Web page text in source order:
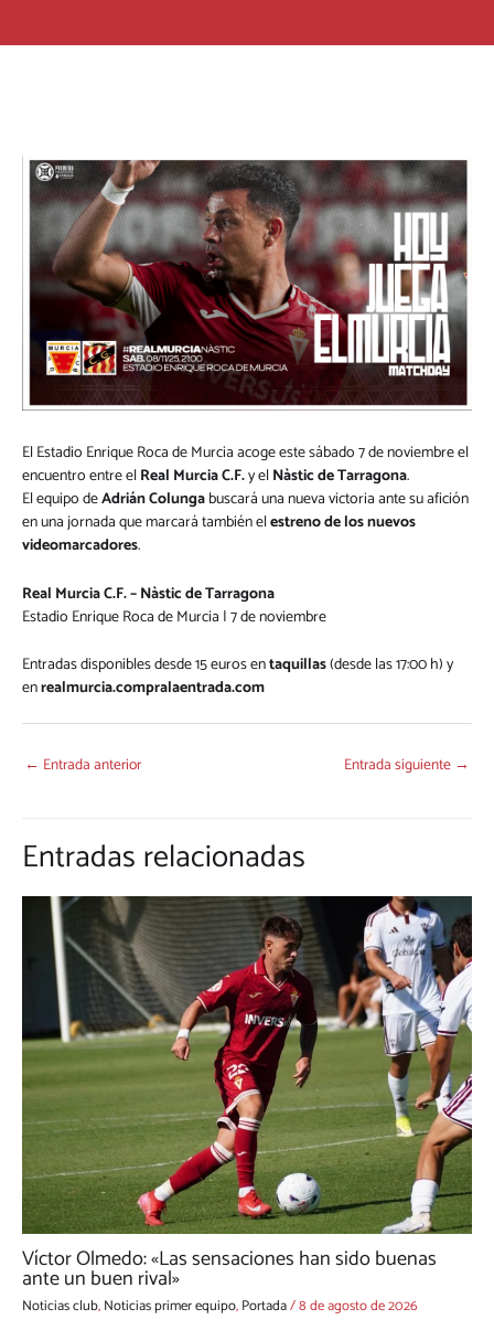
El Estadio Enrique Roca de Murcia acoge este sábado 7 de noviembre el
encuentro entre elReal Murcia C.F.y elNàstic de Tarragona.
El equipo deAdrián Colungabuscará una nueva victoria ante su afición
en una jornada que marcará también elestreno de los nuevos
videomarcadores.
Real Murcia C.F. – Nàstic de Tarragona
Estadio Enrique Roca de Murcia | 7 de noviembre
Entradas disponibles desde 15 euros entaquillas(desde las 17:00 h) y
enrealmurcia.compralaentrada.com
← Entrada anterior Entrada siguiente →
Entradas relacionadas
Víctor Olmedo: «Las sensaciones han sido buenas
ante un buen rival»
Noticias club,Noticias primer equipo,Portada/8 de agosto de 2026